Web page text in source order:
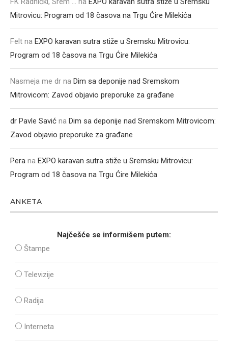
Mitrovicu: Program od 18 časova na Trgu Ćire Milekića
Felt na EXPO karavan sutra stiže u Sremsku Mitrovicu:
Program od 18 časova na Trgu Ćire Milekića
Nasmeja me dr na Dim sa deponije nad Sremskom
Mitrovicom: Zavod objavio preporuke za građane
dr Pavle Savić na Dim sa deponije nad Sremskom Mitrovicom:
Zavod objavio preporuke za građane
Pera na EXPO karavan sutra stiže u Sremsku Mitrovicu:
Program od 18 časova na Trgu Ćire Milekića
ANKETA
Najčešće se informišem putem:
Štampe
Televizije
Radija
Interneta